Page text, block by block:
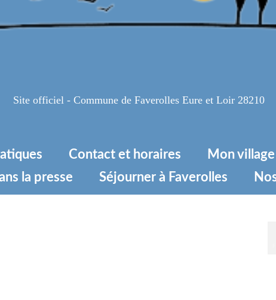
Site officiel - Commune de Faverolles Eure et Loir 28210
Contact et horaires Mon village
la presse
Séjourner à Faverolles